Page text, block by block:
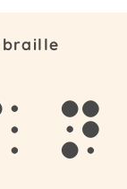
braille
n